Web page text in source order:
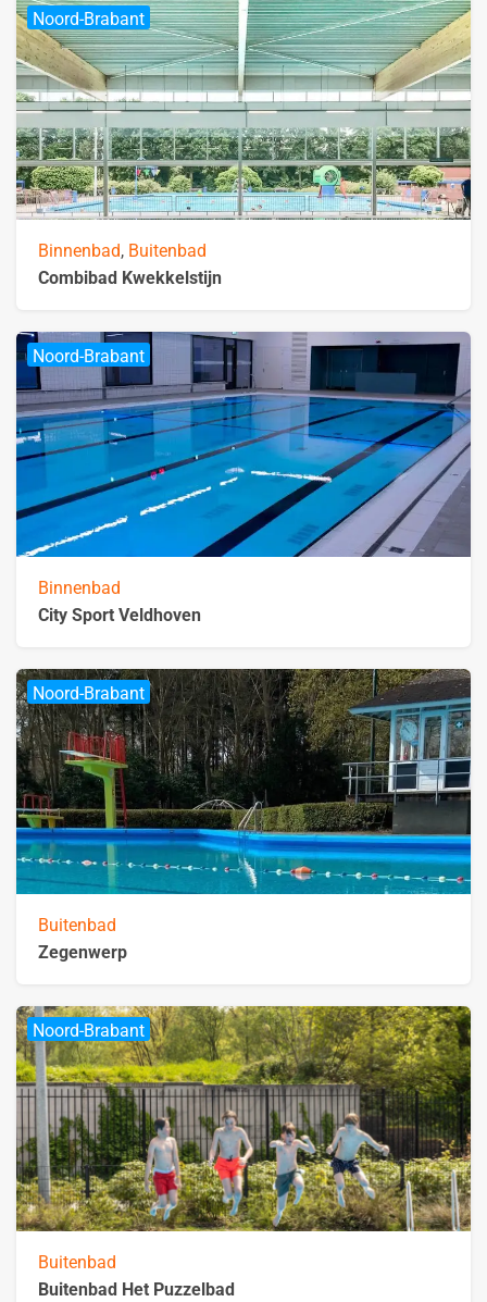
Noord-Brabant
Binnenbad, Buitenbad
Combibad Kwekkelstijn
Noord-Brabant
Binnenbad
City Sport Veldhoven
Noord-Brabant
Buitenbad
Zegenwerp
Noord-Brabant
Buitenbad
Buitenbad Het Puzzelbad